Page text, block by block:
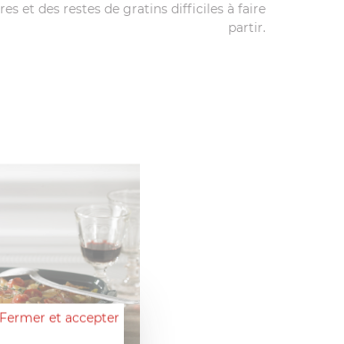
et des restes de gratins difficiles à faire
partir.
Fermer et accepter